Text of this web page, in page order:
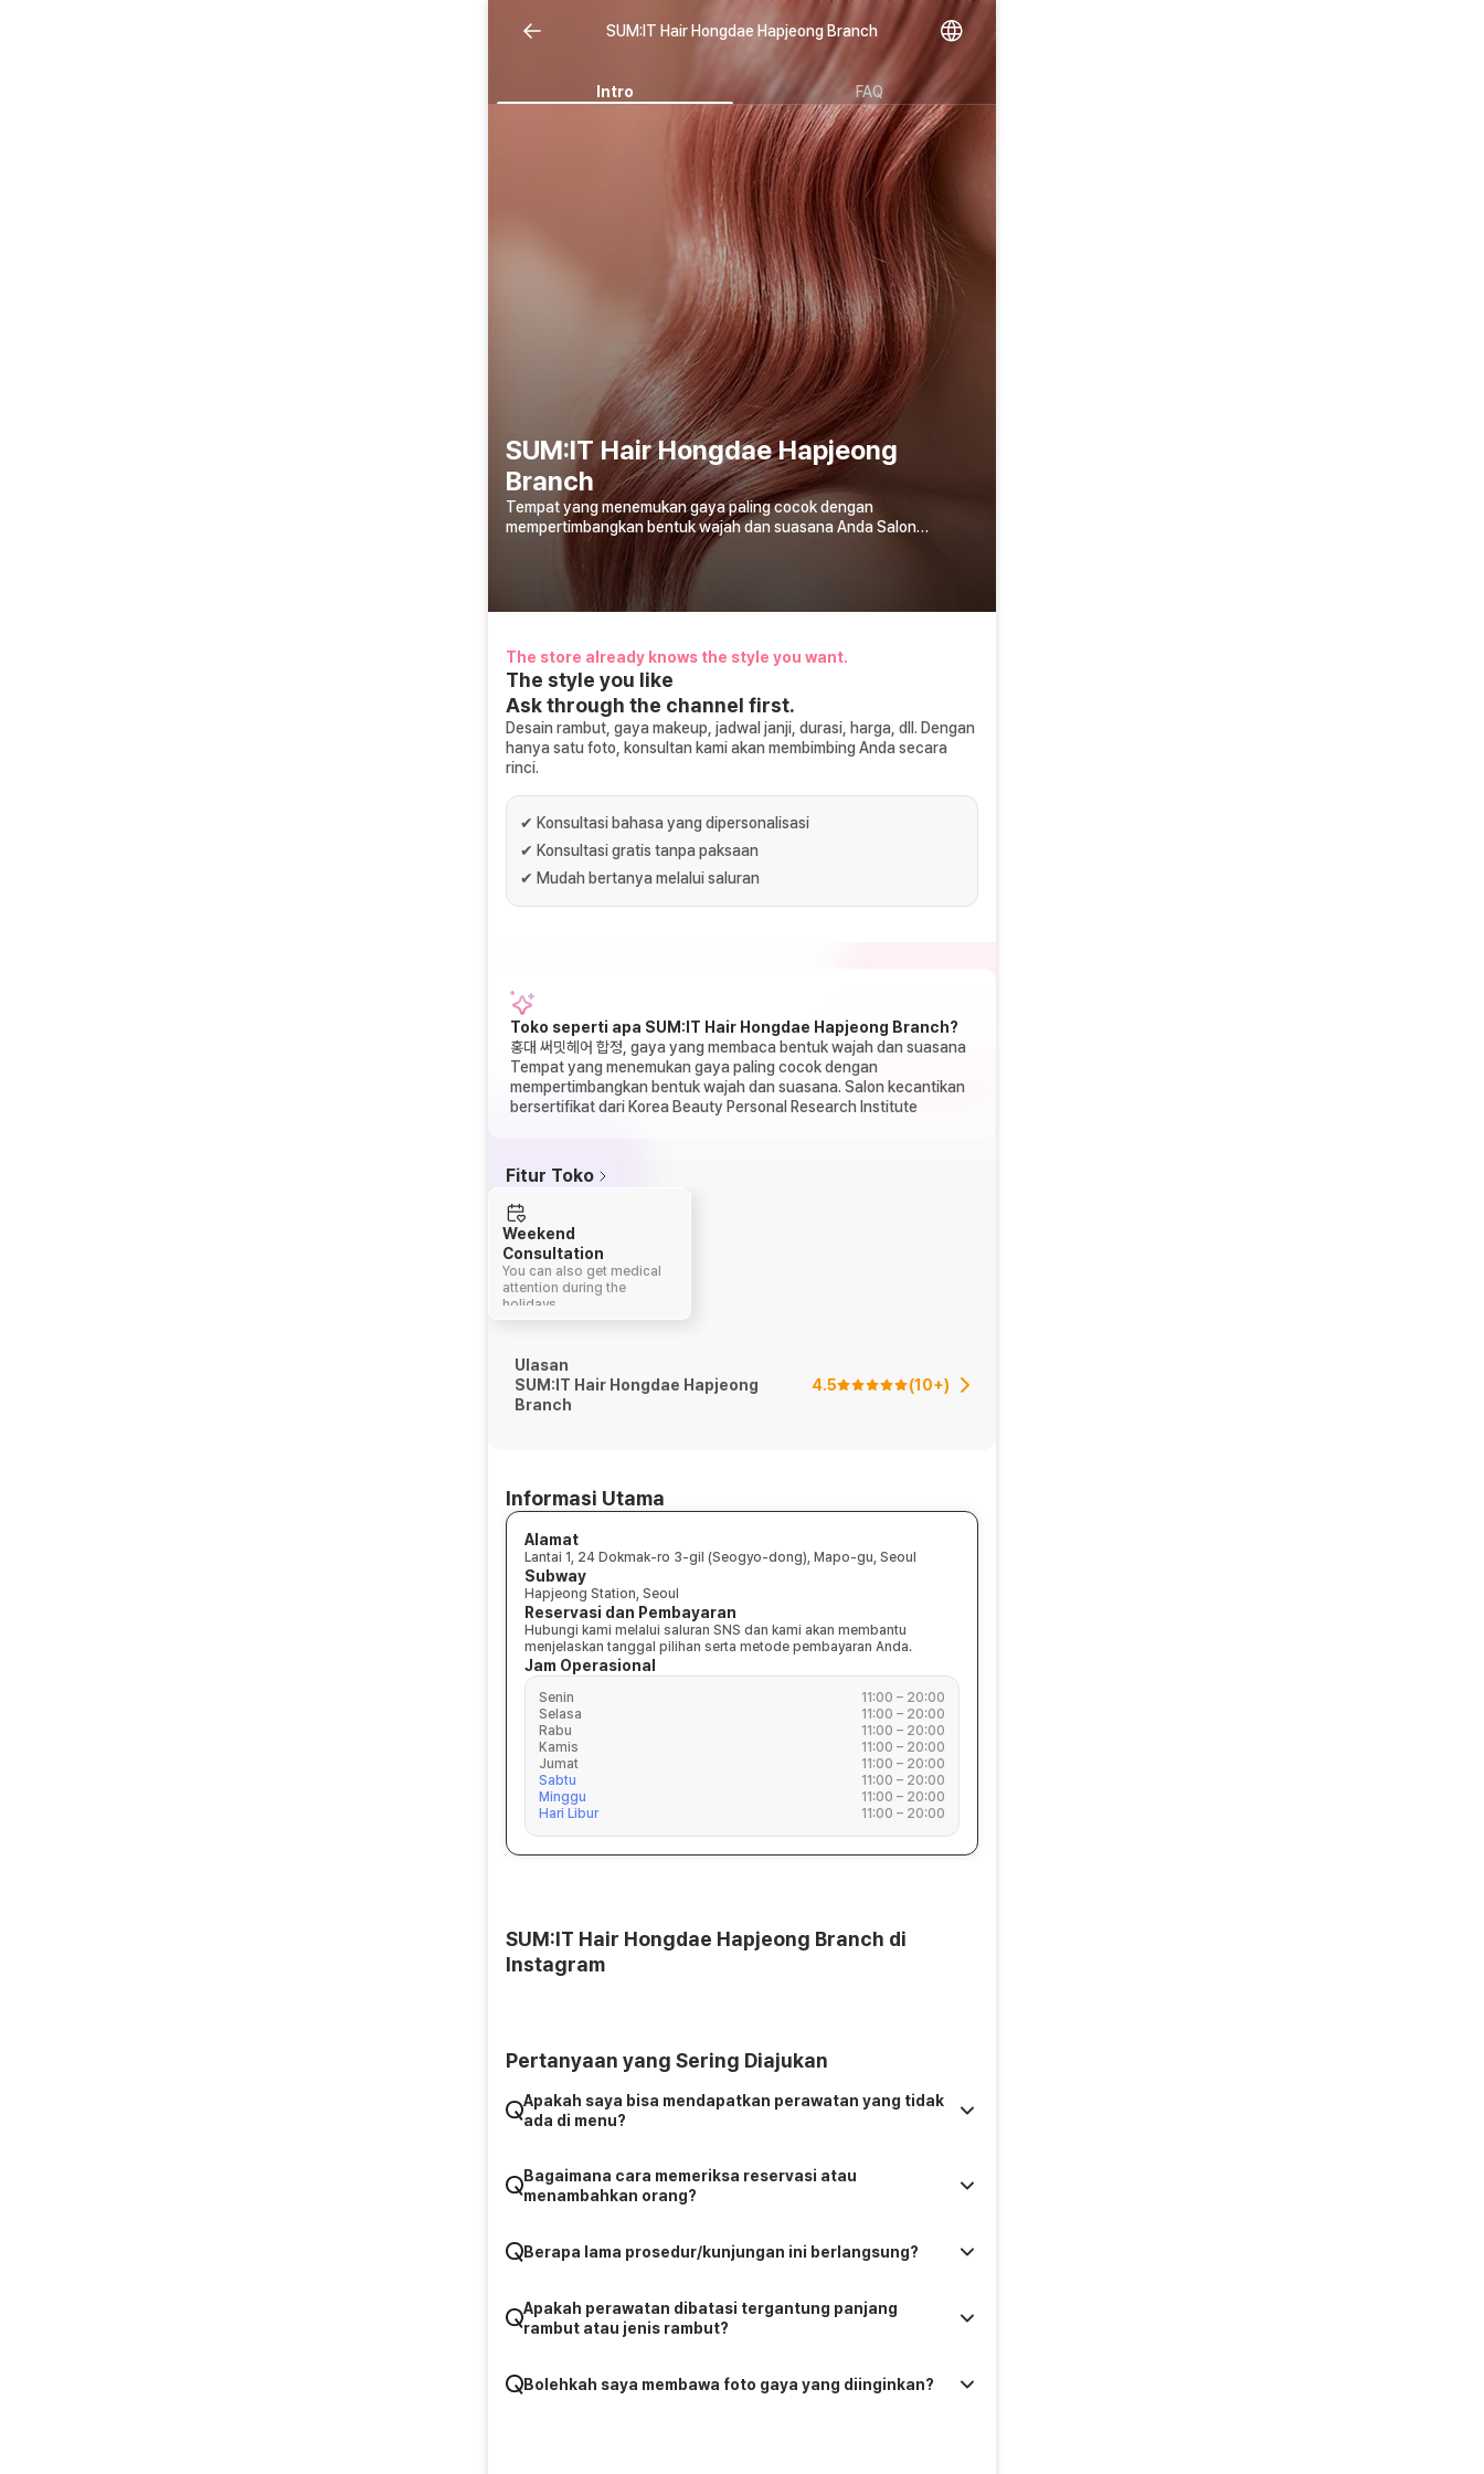
SUM:IT Hair Hongdae Hapjeong Branch
Intro FAQ
SUM:IT Hair Hongdae Hapjeong
Branch
Tempat yang menemukan gaya paling cocok dengan
mempertimbangkan bentuk wajah dan suasana Anda Salon
bersertifikat Institut Riset Kecantikan Personal Korea
The store already knows the style you want.
The style you like
Ask through the channel first.
Desain rambut, gaya makeup, jadwal janji, durasi, harga, dll. Dengan
hanya satu foto, konsultan kami akan membimbing Anda secara
rinci.
✔ Konsultasi bahasa yang dipersonalisasi
✔ Konsultasi gratis tanpa paksaan
✔ Mudah bertanya melalui saluran
Toko seperti apa SUM:IT Hair Hongdae Hapjeong Branch?
홍대 써밋헤어 합정, gaya yang membaca bentuk wajah dan suasana
Tempat yang menemukan gaya paling cocok dengan
mempertimbangkan bentuk wajah dan suasana. Salon kecantikan
bersertifikat dari Korea Beauty Personal Research Institute
Fitur Toko
Weekend
Consultation
You can also get medical
attention during the
holidays.
Ulasan
SUM:IT Hair Hongdae Hapjeong
Branch
4.5 (10+)
Informasi Utama
Alamat
Lantai 1, 24 Dokmak-ro 3-gil (Seogyo-dong), Mapo-gu, Seoul
Subway
Hapjeong Station, Seoul
Reservasi dan Pembayaran
Hubungi kami melalui saluran SNS dan kami akan membantu
menjelaskan tanggal pilihan serta metode pembayaran Anda.
Jam Operasional
Senin
11:00 – 20:00
Selasa
11:00 – 20:00
Rabu
11:00 – 20:00
Kamis
11:00 – 20:00
Jumat
11:00 – 20:00
Sabtu
11:00 – 20:00
Minggu
11:00 – 20:00
Hari Libur
11:00 – 20:00
SUM:IT Hair Hongdae Hapjeong Branch di
Instagram
Pertanyaan yang Sering Diajukan
Apakah saya bisa mendapatkan perawatan yang tidak
ada di menu?
Bagaimana cara memeriksa reservasi atau
menambahkan orang?
Berapa lama prosedur/kunjungan ini berlangsung?
Apakah perawatan dibatasi tergantung panjang
rambut atau jenis rambut?
Bolehkah saya membawa foto gaya yang diinginkan?